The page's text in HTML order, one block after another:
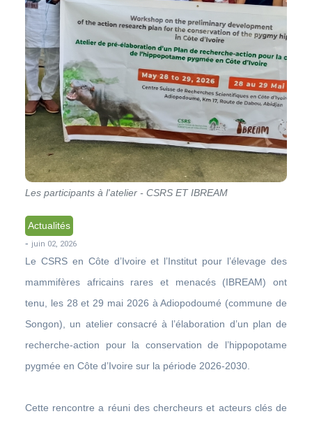
Les participants à l'atelier - CSRS ET IBREAM
Actualités
- juin 02, 2026
Le CSRS en Côte d’Ivoire et l’Institut pour l’élevage des
mammifères africains rares et menacés (IBREAM) ont
tenu, les 28 et 29 mai 2026 à Adiopodoumé (commune de
Songon), un atelier consacré à l’élaboration d’un plan de
recherche-action pour la conservation de l’hippopotame
pygmée en Côte d’Ivoire sur la période 2026-2030.
Cette rencontre a réuni des chercheurs et acteurs clés de